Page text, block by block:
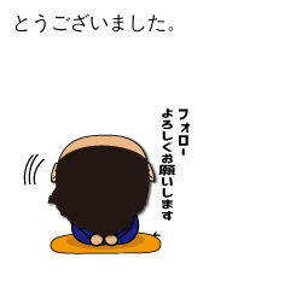
とうございました。